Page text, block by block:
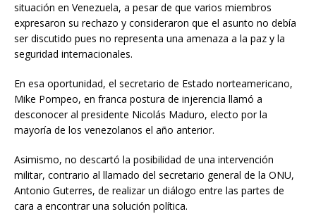
situación en Venezuela, a pesar de que varios miembros
expresaron su rechazo y consideraron que el asunto no debía
ser discutido pues no representa una amenaza a la paz y la
seguridad internacionales.
En esa oportunidad, el secretario de Estado norteamericano,
Mike Pompeo, en franca postura de injerencia llamó a
desconocer al presidente Nicolás Maduro, electo por la
mayoría de los venezolanos el año anterior.
Asimismo, no descartó la posibilidad de una intervención
militar, contrario al llamado del secretario general de la ONU,
Antonio Guterres, de realizar un diálogo entre las partes de
cara a encontrar una solución política.